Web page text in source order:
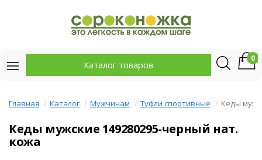
Каталог товаров
0
Главная Каталог Мужчинам Туфли спортивные Кеды
Кеды мужские 149280295-черный нат.
кожа